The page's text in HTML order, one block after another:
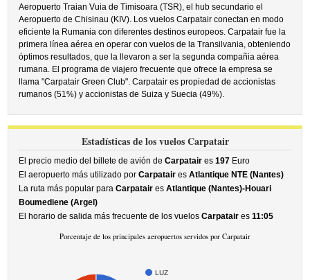
Aeropuerto Traian Vuia de Timisoara (TSR), el hub secundario el
Aeropuerto de Chisinau (KIV). Los vuelos Carpatair conectan en modo
eficiente la Rumania con diferentes destinos europeos. Carpatair fue la
primera línea aérea en operar con vuelos de la Transilvania, obteniendo
óptimos resultados, que la llevaron a ser la segunda compañia aérea
rumana. El programa de viajero frecuente que ofrece la empresa se
llama "Carpatair Green Club". Carpatair es propiedad de accionistas
rumanos (51%) y accionistas de Suiza y Suecia (49%).
Estadísticas de los vuelos Carpatair
El precio medio del billete de avión deCarpatair es197 Euro
El aeropuerto más utilizado porCarpatair esAtlantique NTE (Nantes)
La ruta más popular paraCarpatair esAtlantique (Nantes)-Houari
Boumediene (Argel)
El horario de salida más frecuente de los vuelosCarpatair es11:05
Porcentaje de los principales aeropuertos servidos por Carpatair
LUZ